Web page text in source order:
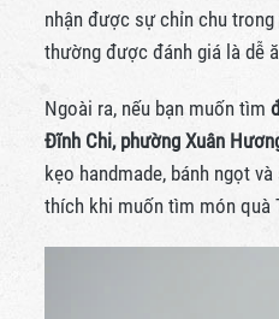
nhận được sự chỉn chu
thường được đánh giá là dễ
Ngoài ra, nếu bạn muốn tìm
Đĩnh Chi, phường Xuân
kẹo handmade, bánh ngọt
thích khi muốn tìm món quà